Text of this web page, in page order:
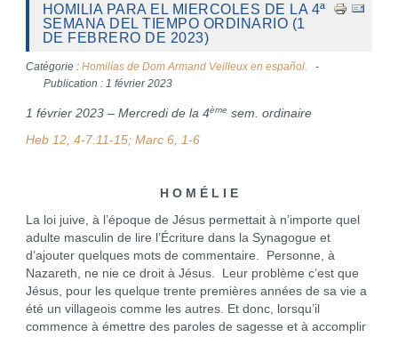
HOMILIA PARA EL MIERCOLES DE LA 4ª
SEMANA DEL TIEMPO ORDINARIO (1
DE FEBRERO DE 2023)
Catégorie : Homilías de Dom Armand Veilleux en español.
Publication : 1 février 2023
1 février 2023 – Mercredi de la 4ème sem. ordinaire
Heb 12, 4-7.11-15; Marc 6, 1-6
H O M É L I E
La loi juive, à l’époque de Jésus permettait à n’importe quel
adulte masculin de lire l’Écriture dans la Synagogue et
d’ajouter quelques mots de commentaire. Personne, à
Nazareth, ne nie ce droit à Jésus. Leur problème c’est que
Jésus, pour les quelque trente premières années de sa vie a
été un villageois comme les autres. Et donc, lorsqu’il
commence à émettre des paroles de sagesse et à accomplir